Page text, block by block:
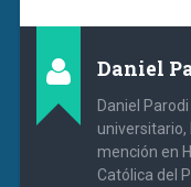
Daniel
Daniel
universitario,
mención en
Católica del